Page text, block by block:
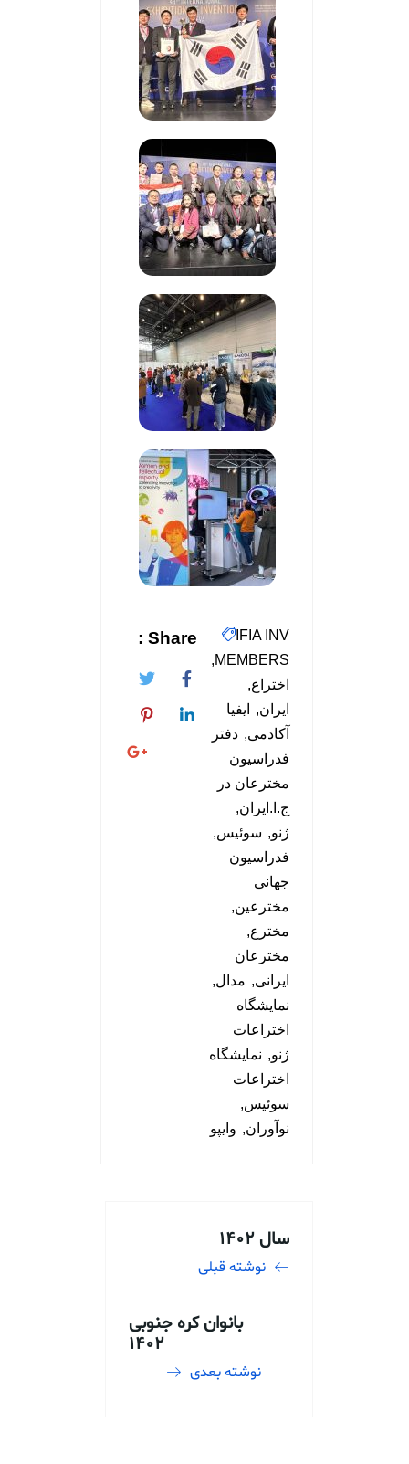
IFIA INV
MEMBERS
اختراع
ایران
ایفیا
آکادمی
دفتر
فدراسیون
مخترعان در
ج.ا.ایران
ژنو
سوئیس
فدراسیون
جهانی
مخترعین
مخترع
مخترعان
ایرانی
مدال
نمایشگاه
اختراعات
ژنو
نمایشگاه
اختراعات
سوئیس
نوآوران
وایپو
Share :
سال ۱۴۰۲
نوشته قبلی
بانوان کره جنوبی
۱۴۰۲
نوشته بعدی